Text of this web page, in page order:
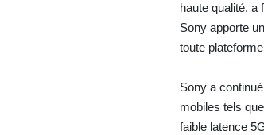
haute qualité, a
Sony apporte
toute
Sony a
mobiles tels
faible latence